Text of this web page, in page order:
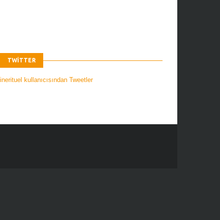
TWITTER
kullanıcısından Tweetler